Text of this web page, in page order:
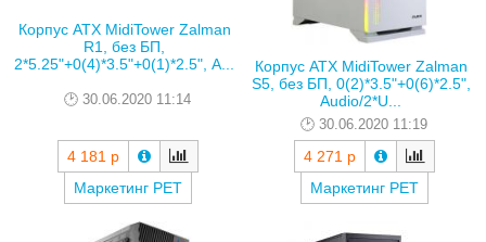
Корпус ATX MidiTower Zalman
R1, без БП,
2*5.25"+0(4)*3.5"+0(1)*2.5", A...
30.06.2020 11:14
4 181 р
Маркетинг РЕТ
Корпус ATX MidiTower Zalman
S5, без БП, 0(2)*3.5"+0(6)*2.5",
Audio/2*U...
30.06.2020 11:19
4 271 р
Маркетинг РЕТ